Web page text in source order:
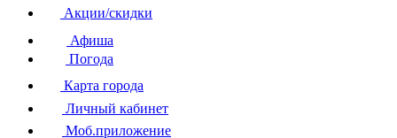
Акции/скидки
Афиша
Погода
Карта города
Личный кабинет
Моб.приложение